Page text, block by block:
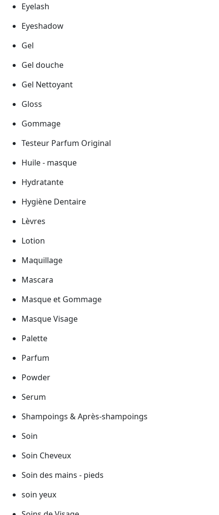
Eyelash
Eyeshadow
Gel
Gel douche
Gel Nettoyant
Gloss
Gommage
Testeur Parfum Original
Huile - masque
Hydratante
Hygiène Dentaire
Lèvres
Lotion
Maquillage
Mascara
Masque et Gommage
Masque Visage
Palette
Parfum
Powder
Serum
Shampoings & Après-shampoings
Soin
Soin Cheveux
Soin des mains - pieds
soin yeux